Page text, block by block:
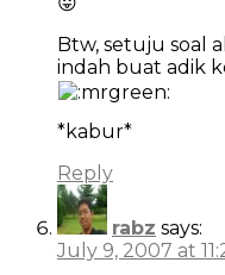
Btw, setuju soal
indah buat adik
*kabur*
Reply
rabz says:
July 9, 2007 at